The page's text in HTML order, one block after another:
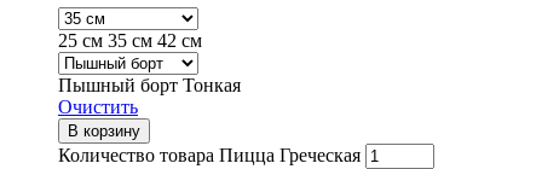
25 см 35 см 42 см
Пышный борт Тонкая
Очистить
В корзину
Количество товара Пицца Греческая